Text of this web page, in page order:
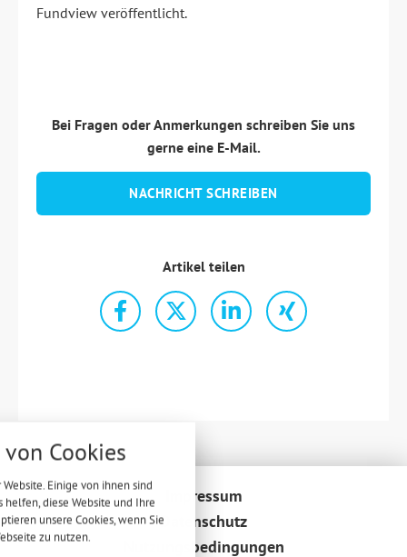
Fundview veröffentlicht.
Bei Fragen oder Anmerkungen schreiben Sie uns
gerne eine E-Mail.
NACHRICHT SCHREIBEN
Artikel teilen
Impressum
Datenschutz
Nutzungsbedingungen
Cookies
Einige von ihnen sind
diese Website und Ihre
unsere Cookies, wenn Sie
zu nutzen.
alle verwendeten Cookies und
Notwendig